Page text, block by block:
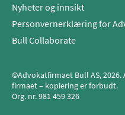
Nyheter og innsikt
Personvernerklæring for
Bull Collaborate
©Advokatfirmaet Bull AS,
firmaet – kopiering er forbudt.
Org. nr.981 459 326